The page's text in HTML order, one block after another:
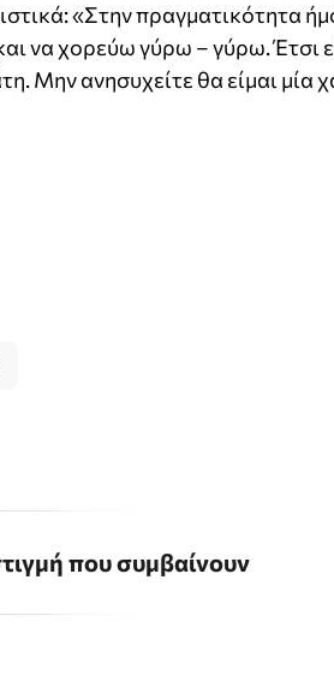
«Στην πραγματικότητα
να χορεύω γύρω – γύρω. Έτσι
Μην ανησυχείτε θα είμαι μία
που συμβαίνουν